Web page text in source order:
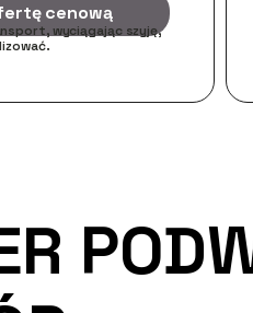
cenową
wyciągając szyję,